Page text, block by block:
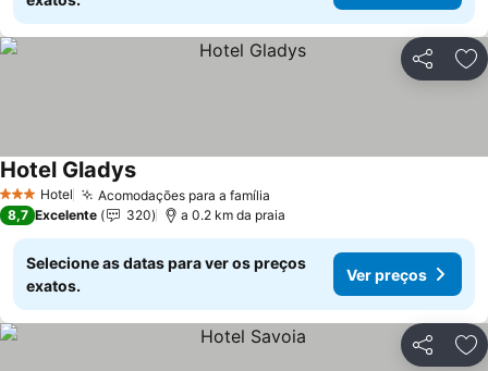
Partilhar
3 EstrelasHotel Acomodações para a família
Hotel GladysVer preços
8,7 Excelente 320 a 0.2 km da praia
Selecione as datas para ver os preços
exatos.
Ver preços
Partilhar